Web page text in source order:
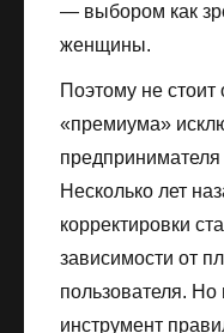
— выбором как
женщины.
Поэтому не стоит
«премиума»
предпринимателя
Несколько лет
корректировки
зависимости от
пользователя. Но
инструмент